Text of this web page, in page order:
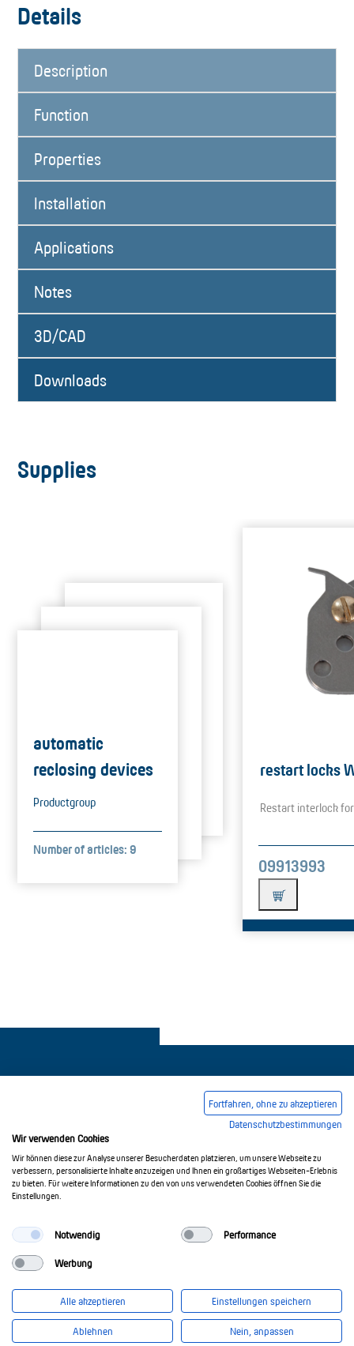
Details
Description
Function
Properties
Installation
Applications
Notes
3D/CAD
Downloads
Supplies
automatic
reclosing devices
Productgroup
Number of articles: 9
restart locks
Restart interlock for
09913993
Common Conditions Of Trading
Privacy Policy
© 2017-2026 Doepke Schaltgeräte GmbH
Stellmacherstr. 11
info@doepke.de
Fortfahren, ohne zu akzeptieren
Datenschutzbestimmungen
Wir verwenden Cookies
Wir können diese zur Analyse unserer Besucherdaten platzieren, um unsere Webseite zu
verbessern, personalisierte Inhalte anzuzeigen und Ihnen ein großartiges Webseiten-Erlebnis
zu bieten. Für weitere Informationen zu den von uns verwendeten Cookies öffnen Sie die
Einstellungen.
Notwendig Performance
Werbung
Alle akzeptieren Einstellungen speichern
Ablehnen Nein, anpassen